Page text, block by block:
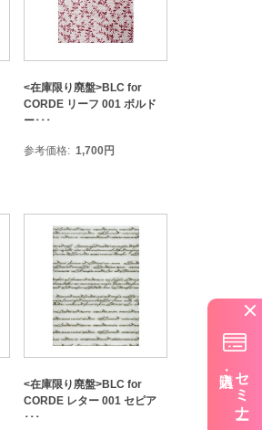
<在庫限り廃盤>BLC for
CORDE リーフ 001 ボルド
ー･･･
参考価格 1,700円
<在庫限り廃盤>BLC for
CORDE レター 001 セピア
･･･
セミナー